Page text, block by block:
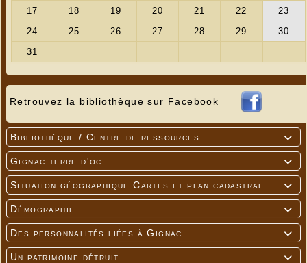
Retrouvez la bibliothèque sur Facebook

Bibliothèque / Centre de ressources

Gignac terre d'oc

Situation géographique Cartes et plan cadastral

Démographie

Des personnalités liées à Gignac

Un patrimoine détruit